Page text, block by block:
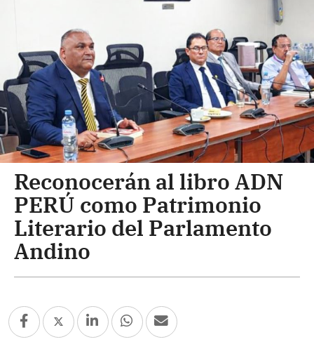
Reconocerán al libro ADN
PERÚ como Patrimonio
Literario del Parlamento
Andino